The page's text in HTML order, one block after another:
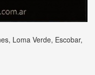
Loma Verde, Escobar,